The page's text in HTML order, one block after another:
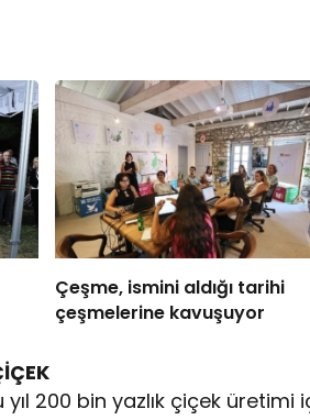
Çeşme, ismini aldığı tarihi
çeşmelerine kavuşuyor
200 bin yazlık çiçek üretimi